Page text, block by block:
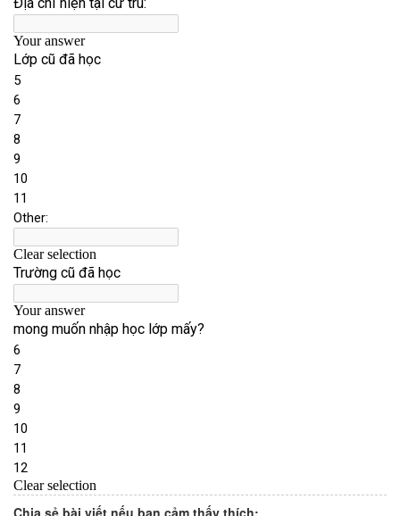
Chia sẻ bài viết nếu bạn cảm thấy thích: